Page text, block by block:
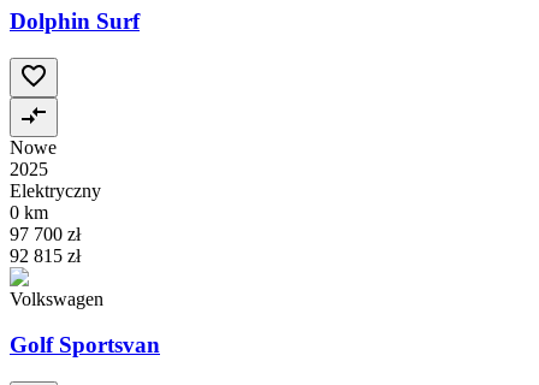
Dolphin Surf
Nowe
2025
Elektryczny
0 km
97 700 zł
92 815 zł
Volkswagen
Golf Sportsvan